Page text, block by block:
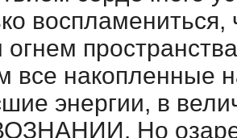
все накопленные
энергии, в
Но